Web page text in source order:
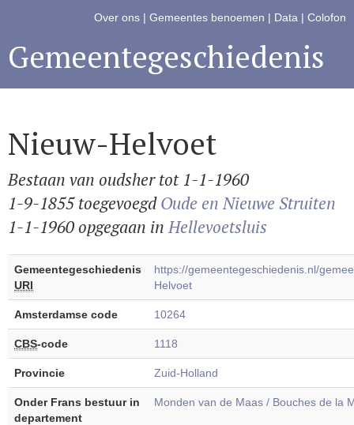
Over ons | Gemeentes benoemen | Data | Colofon
Gemeentegeschiedenis
Nieuw-Helvoet
Bestaan van oudsher tot 1-1-1960
1-9-1855 toegevoegdOude en Nieuwe Struiten
1-1-1960 opgegaan inHellevoetsluis
Gemeentegeschiedenis
URI
https://gemeentegeschiedenis.nl/
Helvoet
Amsterdamse code 10264
CBS-code 1118
Provincie Zuid-Holland
Onder Frans bestuur in
departement
Monden van de Maas / Bouches de la